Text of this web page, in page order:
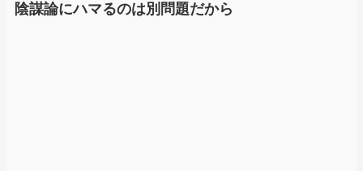
陰謀論にハマるのは別問題だから